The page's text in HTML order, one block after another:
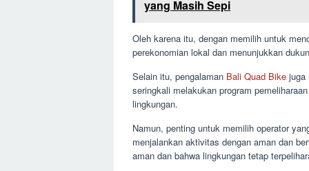
yang Masih Sepi
Oleh karena itu, dengan memilih untuk
perekonomian lokal dan menunjukkan
Selain itu, pengalaman Bali Quad Bike juga
seringkali melakukan program
lingkungan.
Namun, penting untuk memilih operator
menjalankan aktivitas dengan aman dan
aman dan bahwa lingkungan tetap